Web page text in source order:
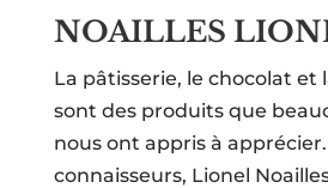
NOAILLES
La pâtisserie, le chocolat et
sont des produits que
nous ont appris à
connaisseurs, Lionel